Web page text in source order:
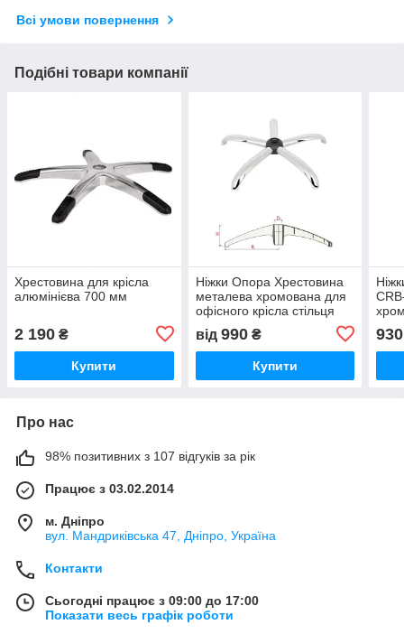
Всі умови повернення
Подібні товари компанії
Хрестовина для крісла
алюмінієва 700 мм
2 190 ₴
Купити
Ніжки Опора Хрестовина
металева хромована для
офісного крісла стільця
CRB02 560 600 640 700
мм
від 990₴
Купити
930
Про нас
98% позитивних з 107 відгуків за рік
Працює з 03.02.2014
м. Дніпро
вул. Мандриківська 47, Дніпро, Україна
Контакти
Сьогодні працює з 09:00 до 17:00
Показати весь графік роботи